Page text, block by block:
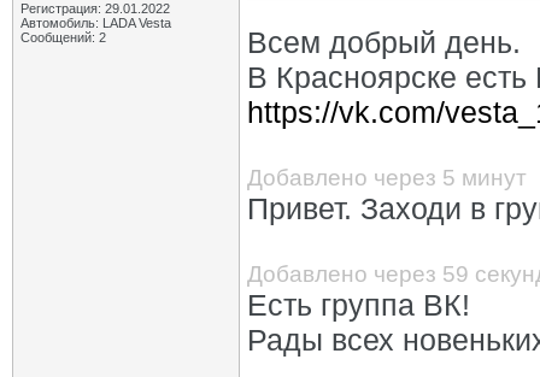
Регистрация: 29.01.2022
Автомобиль: LADA Vesta
Сообщений: 2
Всем добрый день.
В Красноярске
https://vk.com/
Добавлено через 5 минут
Привет. Заходи в
Добавлено через 59
Есть группа ВК!
Рады всех